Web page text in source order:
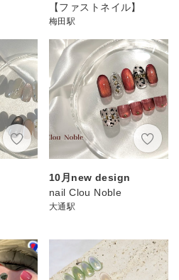
【ファストネイル】
梅田駅
10月new design
nail Clou Noble
大通駅